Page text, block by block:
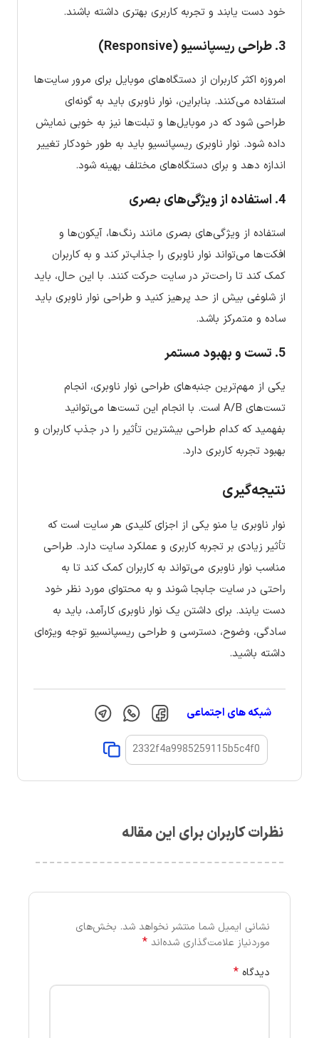
خود دست یابند و تجربه کاربری بهتری داشته باشند.
3. طراحی ریسپانسیو (Responsive)
امروزه اکثر کاربران از دستگاه‌های موبایل برای مرور سایت‌ها
استفاده می‌کنند. بنابراین، نوار ناوبری باید به گونه‌ای
طراحی شود که در موبایل‌ها و تبلت‌ها نیز به خوبی نمایش
داده شود. نوار ناوبری ریسپانسیو باید به طور خودکار تغییر
اندازه دهد و برای دستگاه‌های مختلف بهینه شود.
4. استفاده از ویژگی‌های بصری
استفاده از ویژگی‌های بصری مانند رنگ‌ها، آیکون‌ها و
افکت‌ها می‌تواند نوار ناوبری را جذاب‌تر کند و به کاربران
کمک کند تا راحت‌تر در سایت حرکت کنند. با این حال، باید
از شلوغی بیش از حد پرهیز کنید و طراحی نوار ناوبری باید
ساده و متمرکز باشد.
5. تست و بهبود مستمر
یکی از مهم‌ترین جنبه‌های طراحی نوار ناوبری، انجام
تست‌های A/B است. با انجام این تست‌ها می‌توانید
بفهمید که کدام طراحی بیشترین تأثیر را در جذب کاربران و
بهبود تجربه کاربری دارد.
نتیجه‌گیری
نوار ناوبری یا منو یکی از اجزای کلیدی هر سایت است که
تأثیر زیادی بر تجربه کاربری و عملکرد سایت دارد. طراحی
مناسب نوار ناوبری می‌تواند به کاربران کمک کند تا به
راحتی در سایت جابجا شوند و به محتوای مورد نظر خود
دست یابند. برای داشتن یک نوار ناوبری کارآمد، باید به
سادگی، وضوح، دسترسی و طراحی ریسپانسیو توجه ویژه‌ای
داشته باشید.
شبکه های اجتماعی
نظرات کاربران برای این مقاله
نشانی ایمیل شما منتشر نخواهد شد. بخش‌های
موردنیاز علامت‌گذاری شده‌اند *
دیدگاه *